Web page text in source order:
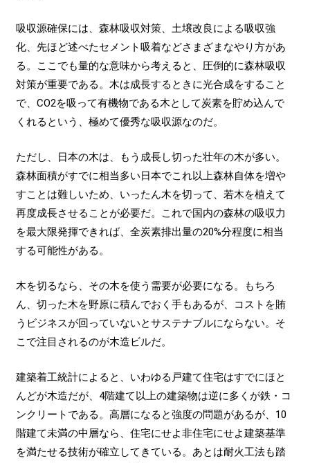
吸収源確保には、森林吸収対策、土壌改良による吸収強
化、先ほど述べたセメント吸着などさまざまなやり方があ
る。ここでも量的な意味から考えると、圧倒的に森林吸収
対策が重要である。木は成長するときに光合成をすること
で、CO2を吸って有機物である木として炭素を貯め込んで
くれるという、極めて優秀な吸収源なのだ。
ただし、日本の木は、もう成長し切った壮年の木が多い。
森林面積がすでに相当多い日本でこれ以上森林自体を増や
すことは難しいため、いったん木を切って、若木を植えて
再度成長させることが必要だ。これで国内の森林の吸収力
を最大限発揮できれば、全炭素排出量の20%分程度に相当
する可能性がある。
木を切るなら、その木を使う需要が必要になる。もちろ
ん、切った木を野原に積んでおく手もあるが、コストを賄
うビジネスが回っていないとサステナブルにならない。そ
こで注目されるのが木造ビルだ。
建築着工統計によると、いわゆる戸建て住宅はすでにほと
んどが木造だが、4階建て以上の建築物は逆に多くが鉄・コ
ンクリートである。高層になると強度の問題があるが、10
階建て未満の中層なら、住宅にせよ非住宅にせよ建築基準
を満たせる技術が確立してきている。あとは耐火工法も踏